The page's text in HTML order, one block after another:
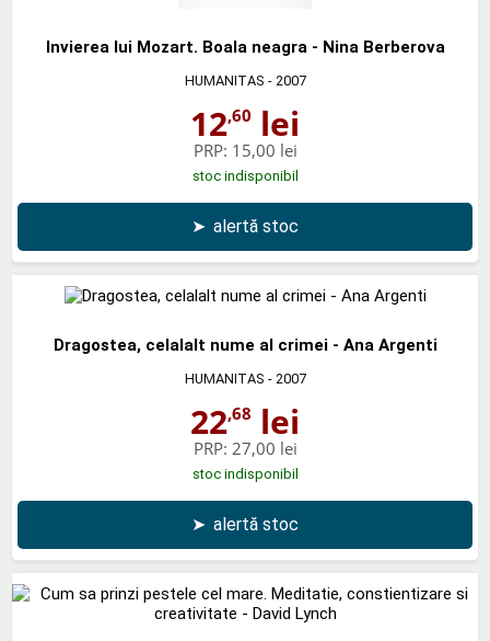
Invierea lui Mozart. Boala neagra - Nina Berberova
HUMANITAS - 2007
12,60 lei
PRP: 15,00 lei
stoc indisponibil
➤ alertă stoc
Dragostea, celalalt nume al crimei - Ana Argenti
HUMANITAS - 2007
22,68 lei
PRP: 27,00 lei
stoc indisponibil
➤ alertă stoc